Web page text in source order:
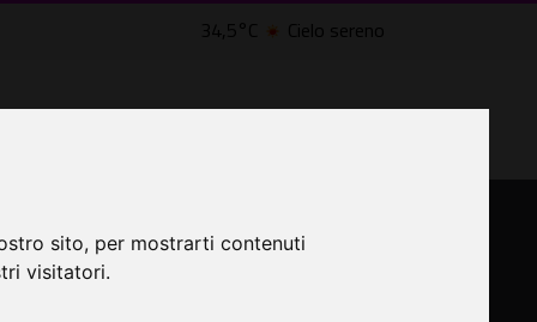
sito, per mostrarti contenuti
visitatori.
34,5°C Cielo sereno